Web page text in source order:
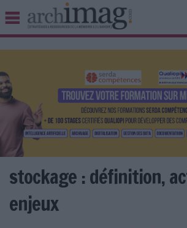
BIBLIOTHÈQUE ÉDITION
UNIVERS DATA
TRAVAIL COLLABORATIF
VIE NUMÉRIQUE
NUMÉRIQUE RESPONSABLE
stockage : définition,
enjeux